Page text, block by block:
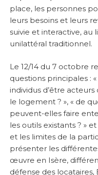
place, les personnes
leurs besoins et leurs
suivie et interactive,
unilattéral traditionnel.
Le 12/14 du 7 octobre
questions principales :
individus d’être
le logement ? », « de
peuvent-elles faire
les outils existants ? »
et les limites de la
présenter les
œuvre en Isère,
défense des locataires,